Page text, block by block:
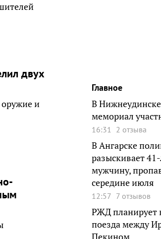
двух
оружие и
Главное
В
мемориал
16:31 2 отзыва
В Ангарске
разыскивает
мужчину,
середине июля
12:57 7 отзывов
РЖД планирует
поезда между